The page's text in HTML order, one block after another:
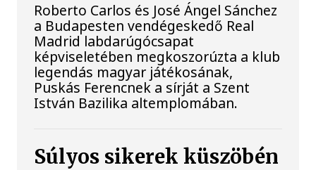
Roberto Carlos és José Ángel Sánchez
a Budapesten vendégeskedő Real
Madrid labdarúgócsapat
képviseletében megkoszorúzta a klub
legendás magyar játékosának,
Puskás Ferencnek a sírját a Szent
István Bazilika altemplomában.
Súlyos sikerek küszöbén